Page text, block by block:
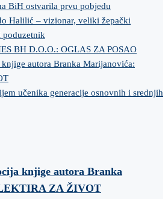
BiH ostvarila prvu pobjedu
Halilić – vizionar, veliki žepački
poduzetnik
BH D.O.O.: OGLAS ZA POSAO
autora Branka Marijanovića:
učenika generacije osnovnih i srednjih
knjige autora Branka
ZA ŽIVOT